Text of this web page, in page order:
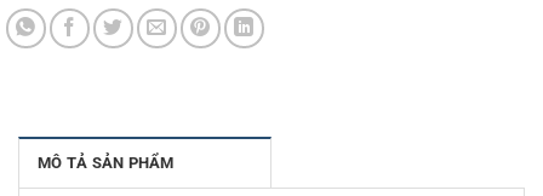
MÔ TẢ SẢN PHẨM